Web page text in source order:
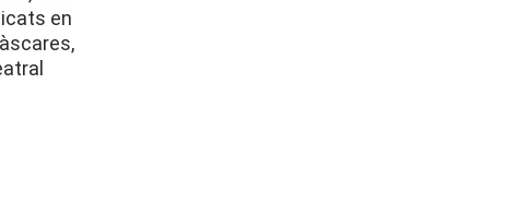
en